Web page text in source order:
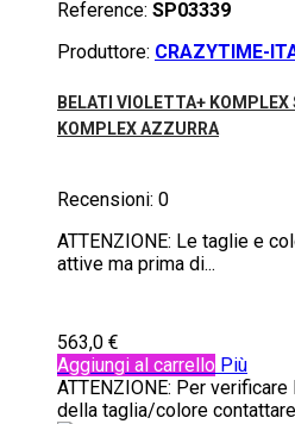
Reference: SP03339
Produttore: CRAZYTIME-
BELATI VIOLETTA+ KOMPLEX
KOMPLEX AZZURRA
Recensioni: 0
ATTENZIONE: Le taglie e
attive ma prima di...
563,0 €
Aggiungi al carrello Più
ATTENZIONE: Per
della taglia/colore